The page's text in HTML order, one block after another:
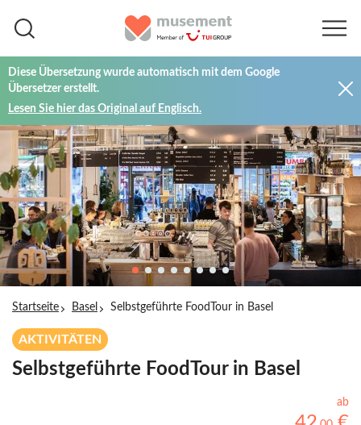
Diese Übersetzung wurde automatisch mit dem Google
Übersetzer erstellt.
Lesen Sie hier das Original auf Englisch.
Startseite Basel Selbstgeführte FoodTour in Basel
AKTIVITÄTEN
Selbstgeführte FoodTour in Basel
ab